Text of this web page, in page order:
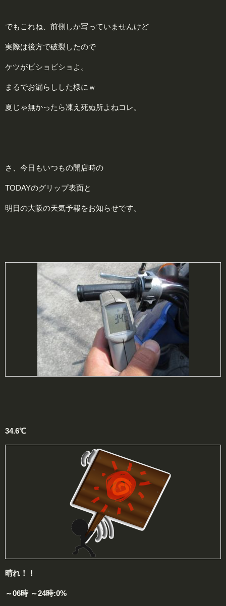
でもこれね、前側しか写っていませんけど
実際は後方で破裂したので
ケツがビショビショよ。
まるでお漏らしした様にｗ
夏じゃ無かったら凍え死ぬ所よねコレ。
さ、今日もいつもの開店時の
TODAYのグリップ表面と
明日の大阪の天気予報をお知らせです。
34.6℃
晴れ！！
～06時 ～24時:0%